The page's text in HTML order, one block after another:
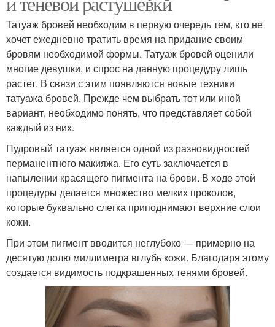
Татуаж бровей необходим в первую очередь тем, кто не
хочет ежедневно тратить время на придание своим
бровям необходимой формы. Татуаж бровей оценили
многие девушки, и спрос на данную процедуру лишь
растет. В связи с этим появляются новые техники
татуажа бровей. Прежде чем выбрать тот или иной
вариант, необходимо понять, что представляет собой
каждый из них.
Пудровый татуаж является одной из разновидностей
перманентного макияжа. Его суть заключается в
напылении красящего пигмента на брови. В ходе этой
процедуры делается множество мелких проколов,
которые буквально слегка приподнимают верхние слои
кожи.
При этом пигмент вводится неглубоко — примерно на
десятую долю миллиметра вглубь кожи. Благодаря этому
создается видимость подкрашенных тенями бровей.